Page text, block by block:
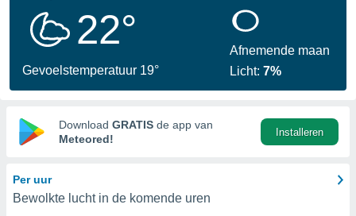
verstrekte
hoge
hebt de
voor
op basis
22°
Gevoelstemperatuur 19°
Afnemende maan
Licht:7%
Download GRATIS de app van
Meteored!
Installeren
Per uur
Bewolkte lucht in de komende uren